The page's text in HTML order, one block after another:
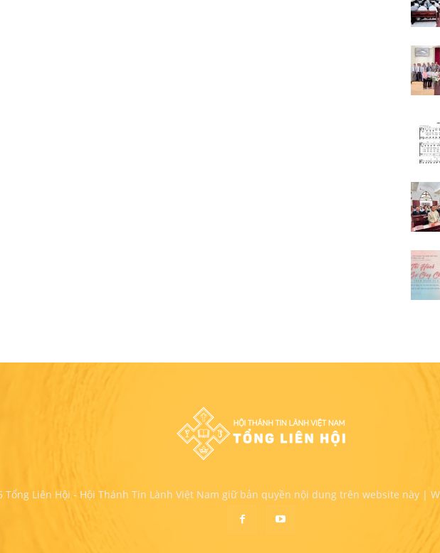
Tổng Liên Hội - Hội Thánh Tin Lành Việt Nam giữ bản quyền nội dung trên website này |